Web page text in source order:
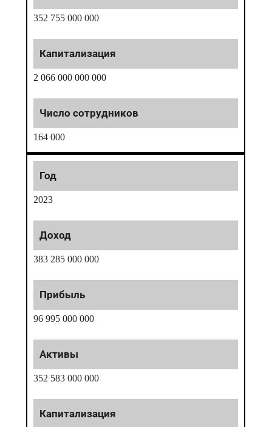
352 755 000 000
2 066 000 000 000
164 000
2023
383 285 000 000
96 995 000 000
352 583 000 000